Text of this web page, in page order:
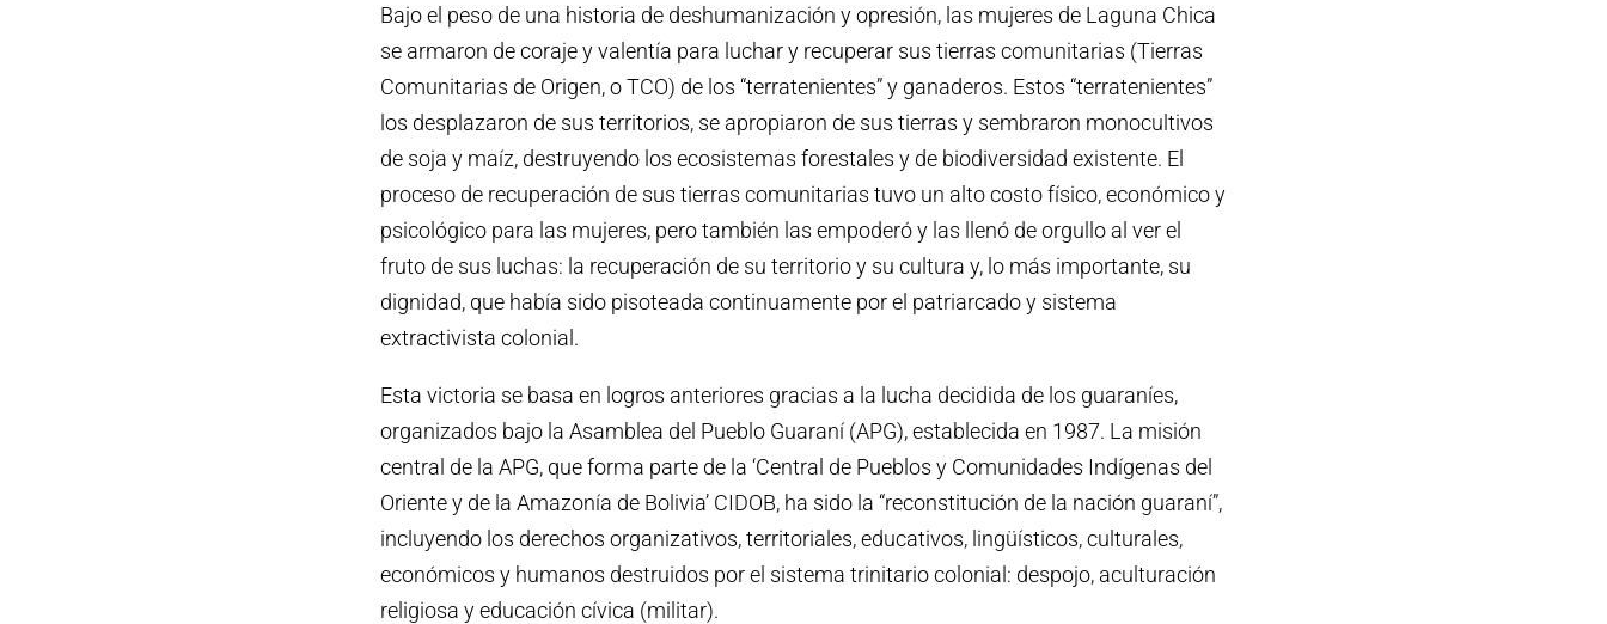
Bajo el peso de una historia de deshumanización y opresión, las mujeres de Laguna Chica
se armaron de coraje y valentía para luchar y recuperar sus tierras comunitarias (Tierras
Comunitarias de Origen, o TCO) de los “terratenientes” y ganaderos. Estos “terratenientes”
los desplazaron de sus territorios, se apropiaron de sus tierras y sembraron monocultivos
de soja y maíz, destruyendo los ecosistemas forestales y de biodiversidad existente. El
proceso de recuperación de sus tierras comunitarias tuvo un alto costo físico, económico y
psicológico para las mujeres, pero también las empoderó y las llenó de orgullo al ver el
fruto de sus luchas: la recuperación de su territorio y su cultura y, lo más importante, su
dignidad, que había sido pisoteada continuamente por el patriarcado y sistema
extractivista colonial.
Esta victoria se basa en logros anteriores gracias a la lucha decidida de los guaraníes,
organizados bajo la Asamblea del Pueblo Guaraní (APG), establecida en 1987. La misión
central de la APG, que forma parte de la ‘Central de Pueblos y Comunidades Indígenas del
Oriente y de la Amazonía de Bolivia’ CIDOB, ha sido la “reconstitución de la nación guaraní”,
incluyendo los derechos organizativos, territoriales, educativos, lingüísticos, culturales,
económicos y humanos destruidos por el sistema trinitario colonial: despojo, aculturación
religiosa y educación cívica (militar).